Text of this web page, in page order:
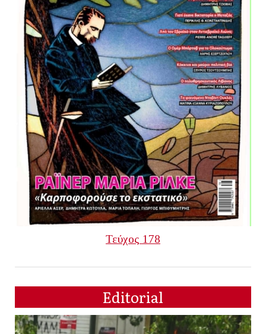
Τεύχος 178
Editorial